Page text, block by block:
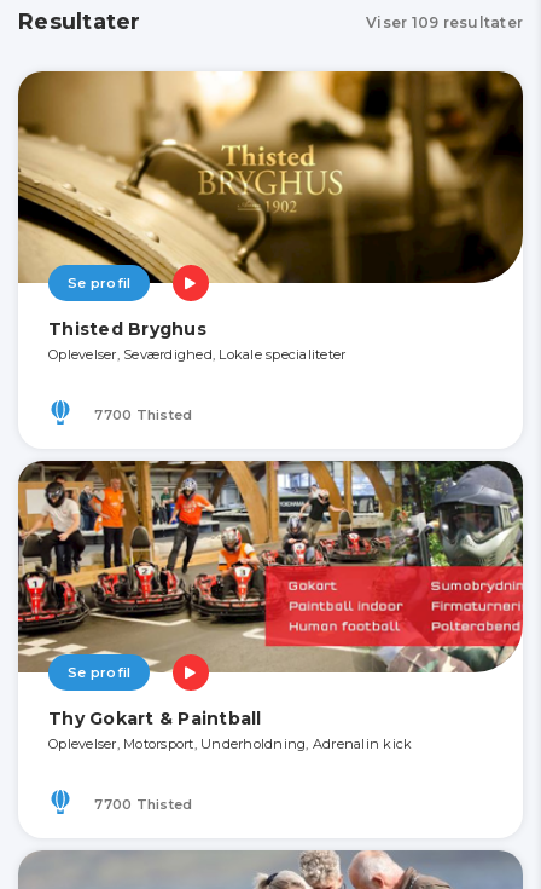
Resultater Viser 109 resultater
Se profil
Thisted Bryghus
Oplevelser, Seværdighed, Lokale specialiteter
7700 Thisted
Se profil
Thy Gokart & Paintball
Oplevelser, Motorsport, Underholdning, Adrenalin kick
7700 Thisted